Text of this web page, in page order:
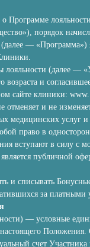
Программе
порядок
—
(далее —
возраста и
сайте клиники:
отменяет и не
медицинских услуг
право в
вступают в силу с
публичной
и списывать
за платными
— условные
настоящего
счет